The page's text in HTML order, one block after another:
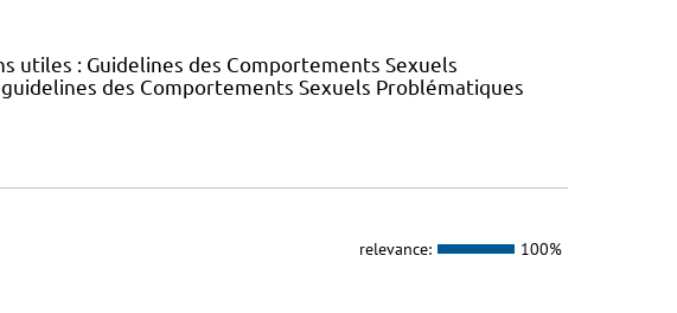
utiles : Guidelines des Comportements Sexuels
des Comportements Sexuels Problématiques
relevance: 100%